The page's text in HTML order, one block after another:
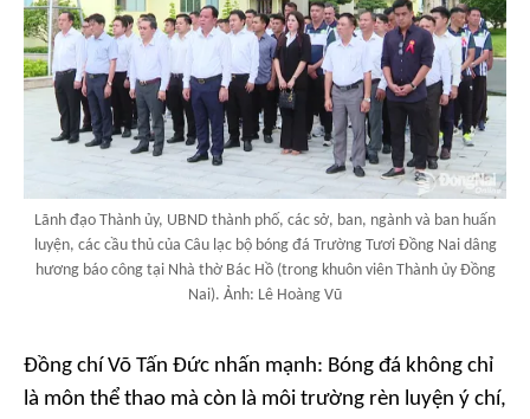
Lãnh đạo Thành ủy, UBND thành phố, các sở, ban, ngành và ban huấn
luyện, các cầu thủ của Câu lạc bộ bóng đá Trường Tươi Đồng Nai dâng
hương báo công tại Nhà thờ Bác Hồ (trong khuôn viên Thành ủy Đồng
Nai). Ảnh: Lê Hoàng Vũ
Đồng chí Võ Tấn Đức nhấn mạnh: Bóng đá không chỉ
là môn thể thao mà còn là môi trường rèn luyện ý chí,